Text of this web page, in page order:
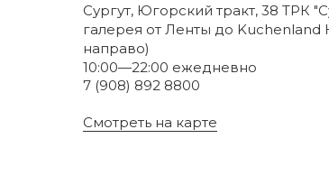
Сургут, Югорский тракт, 38 ТРК
галерея от Ленты до Kuchenland
направо)
10:00—22:00 ежедневно
Смотреть на карте
7 (908) 892 8800